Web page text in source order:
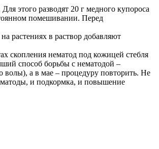
этого разводят 20 г медного купороса
помешивании. Перед
растениях в раствор добавляют
скопления нематод под кожицей стебля
способ борьбы с нематодой –
волы), а в мае – процедуру повторить. Не
и подкормка, и повышение